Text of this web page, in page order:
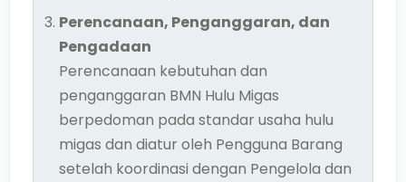
Perencanaan, Penganggaran, dan
Pengadaan
Perencanaan kebutuhan dan
penganggaran BMN Hulu Migas
berpedoman pada standar usaha hulu
migas dan diatur oleh Pengguna Barang
setelah koordinasi dengan Pengelola dan